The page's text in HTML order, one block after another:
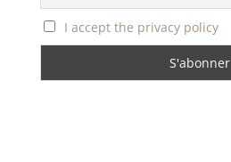
I accept the privacy policy